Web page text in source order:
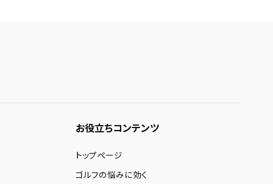
お役立ちコンテンツ
トップページ
ゴルフの悩みに効く